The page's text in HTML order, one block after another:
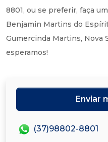
8801, ou se preferir, faça
Benjamin Martins do
Gumercinda Martins, Nova
esperamos!
Enviar
(37)98802-8801